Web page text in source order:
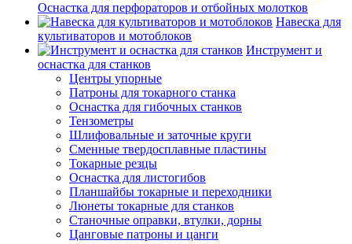
Оснастка для перфораторов и отбойных молотков
Навеска для
культиваторов и мотоблоков
Инструмент и
оснастка для станков
Центры упорные
Патроны для токарного станка
Оснастка для гибочных станков
Тензометры
Шлифовальные и заточные круги
Сменные твердосплавные пластины
Токарные резцы
Оснастка для листогибов
Планшайбы токарные и переходники
Люнеты токарные для станков
Станочные оправки, втулки, дорны
Цанговые патроны и цанги